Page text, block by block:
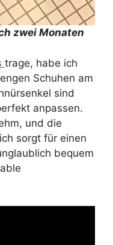
zwei Monaten
trage, habe ich
Schuhen am
sind
anpassen.
und die
sorgt für einen
bequem